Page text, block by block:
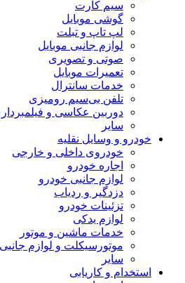
سیم کارت
گوشی موبایل
لپ تاپ و تبلت
لوازم جانبی موبایل
صوتی و تصویری
تعمیرات موبایل
خدمات سانترال
تلفن بی‌سیم رومیزی
دوربین عکاسی و فیلمبرداری
سایر
خودرو و وسایل نقلیه
خودروی داخلی و خارجی
اجاره خودرو
لوازم جانبی خودرو
دزدگیر و ردیاب
تزئینات خودرو
لوازم یدکی
خدمات ماشین و موتور
موتورسیکلت و لوازم جانبی
سایر
استخدام و کاریابی